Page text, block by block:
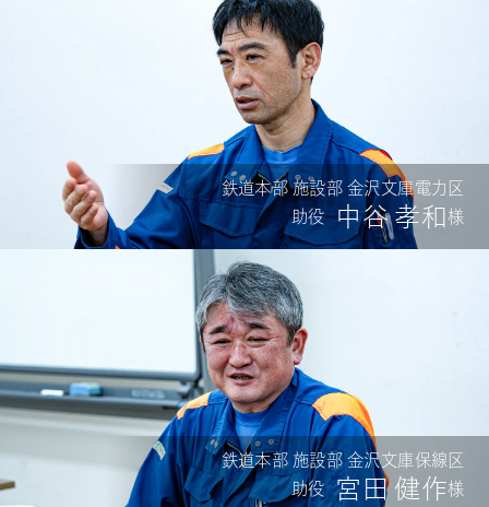
鉄道本部 施設部 金沢文庫電力区
助役 中谷 孝和様
鉄道本部 施設部 金沢文庫保線区
助役 宮田 健作様